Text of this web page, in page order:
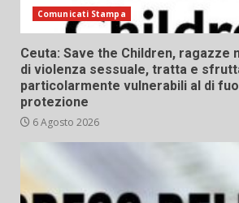
Comunicati Stampa
Ceuta: Save the Children, ragazze
di violenza sessuale, tratta e
particolarmente vulnerabili al di
protezione
6 Agosto 2026